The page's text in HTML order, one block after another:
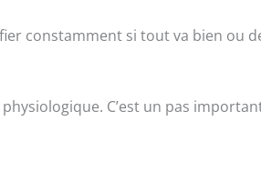
constamment si tout va bien ou
C’est un pas